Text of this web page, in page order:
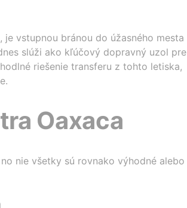
vstupnou bránou do úžasného mesta
slúži ako kľúčový dopravný uzol pre
riešenie transferu z tohto letiska,
Oaxaca
nie všetky sú rovnako výhodné alebo